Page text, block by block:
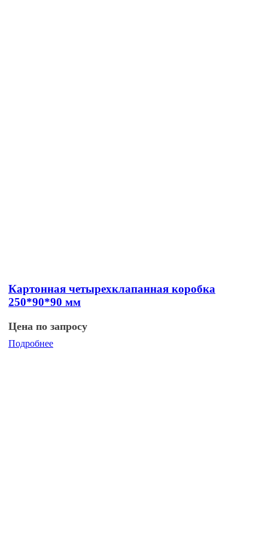
Картонная четырехклапанная коробка
250*90*90 мм
Цена по запросу
Подробнее